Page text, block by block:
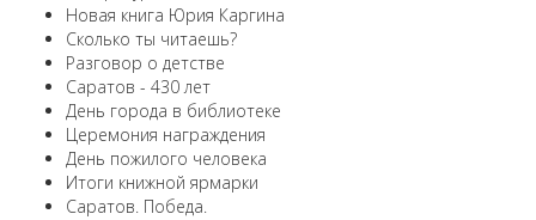
Новая книга Юрия Каргина
Сколько ты читаешь?
Разговор о детстве
Саратов - 430 лет
День города в библиотеке
Церемония награждения
День пожилого человека
Итоги книжной ярмарки
Саратов. Победа.